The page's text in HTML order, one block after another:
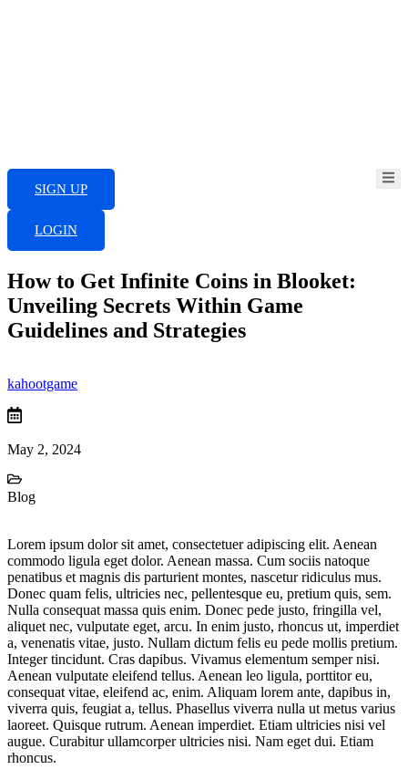
SIGN UP
LOGIN
How to Get Infinite Coins in Blooket:
Unveiling Secrets Within Game
Guidelines and Strategies
kahootgame
May 2, 2024
Blog
Lorem ipsum dolor sit amet, consectetuer adipiscing elit. Aenean
commodo ligula eget dolor. Aenean massa. Cum sociis natoque
penatibus et magnis dis parturient montes, nascetur ridiculus mus.
Donec quam felis, ultricies nec, pellentesque eu, pretium quis, sem.
Nulla consequat massa quis enim. Donec pede justo, fringilla vel,
aliquet nec, vulputate eget, arcu. In enim justo, rhoncus ut, imperdiet
a, venenatis vitae, justo. Nullam dictum felis eu pede mollis pretium.
Integer tincidunt. Cras dapibus. Vivamus elementum semper nisi.
Aenean vulputate eleifend tellus. Aenean leo ligula, porttitor eu,
consequat vitae, eleifend ac, enim. Aliquam lorem ante, dapibus in,
viverra quis, feugiat a, tellus. Phasellus viverra nulla ut metus varius
laoreet. Quisque rutrum. Aenean imperdiet. Etiam ultricies nisi vel
augue. Curabitur ullamcorper ultricies nisi. Nam eget dui. Etiam
rhoncus.